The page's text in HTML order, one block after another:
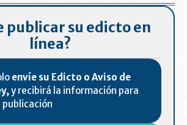
publicar su edicto en
línea?
envíe su Edicto o Aviso de
y recibirá la información para
publicación